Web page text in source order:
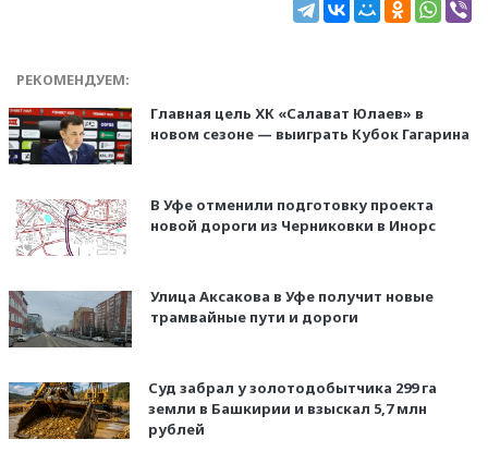
РЕКОМЕНДУЕМ:
Главная цель ХК «Салават Юлаев» в
новом сезоне — выиграть Кубок Гагарина
В Уфе отменили подготовку проекта
новой дороги из Черниковки в Инорс
Улица Аксакова в Уфе получит новые
трамвайные пути и дороги
Суд забрал у золотодобытчика 299 га
земли в Башкирии и взыскал 5,7 млн
рублей